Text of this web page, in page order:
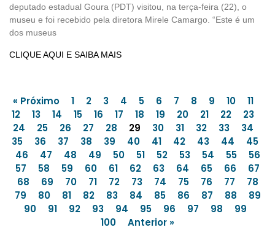
deputado estadual Goura (PDT) visitou, na terça-feira (22), o
museu e foi recebido pela diretora Mirele Camargo. “Este é um
dos museus
CLIQUE AQUI E SAIBA MAIS
« Próximo 1 2 3 4 5 6 7 8 9 10
11
12
13 14 15 16 17 18 19 20 21 22
23
24
25 26 27 28 29 30 31 32 33
34
35
36 37 38 39 40 41 42 43 44
45
46
47 48 49 50 51 52 53 54 55
56
57
58 59 60 61 62 63 64 65 66
67
68
69 70 71 72 73 74 75 76 77
78
79
80 81 82 83 84 85 86 87 88
89
90
91 92 93 94 95 96 97 98
99
100
Anterior »